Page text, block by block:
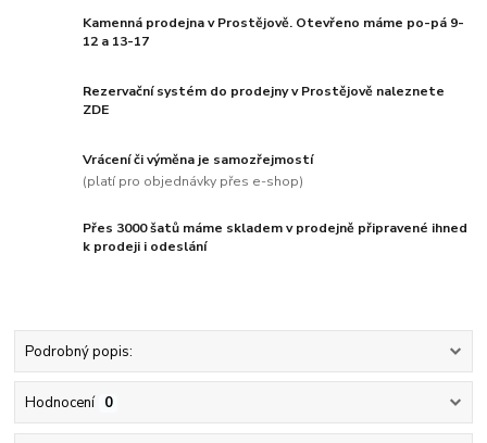
Kamenná prodejna v Prostějově. Otevřeno máme po-pá 9-
12 a 13-17
Rezervační systém do prodejny v Prostějově naleznete
ZDE
Vrácení či výměna je samozřejmostí
(platí pro objednávky přes e-shop)
Přes 3000 šatů máme skladem v prodejně připravené ihned
k prodeji i odeslání
Podrobný popis:
Hodnocení 0